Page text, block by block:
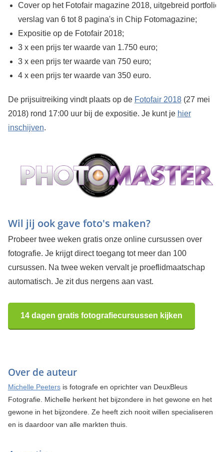
Cover op het Fotofair magazine 2018, uitgebreid portfolio
verslag van 6 tot 8 pagina's in Chip Fotomagazine;
Expositie op de Fotofair 2018;
3 x een prijs ter waarde van 1.750 euro;
3 x een prijs ter waarde van 750 euro;
4 x een prijs ter waarde van 350 euro.
De prijsuitreiking vindt plaats op de Fotofair 2018(27 mei
2018) rond 17:00 uur bij de expositie. Je kunt je hier
inschijven.
Wil jij ook gave foto's maken?
Probeer twee weken gratis onze online cursussen over
fotografie. Je krijgt direct toegang tot meer dan 100
cursussen. Na twee weken vervalt je proeflidmaatschap
automatisch. Je zit dus nergens aan vast.
14 dagen gratis fotografiecursussen kijken
Over de auteur
Michelle Peetersis fotografe en oprichter van DeuxBleus
Fotografie. Michelle herkent het bijzondere in het gewone en het
gewone in het bijzondere. Ze heeft zich nooit willen specialiseren
en is daardoor van alle markten thuis.